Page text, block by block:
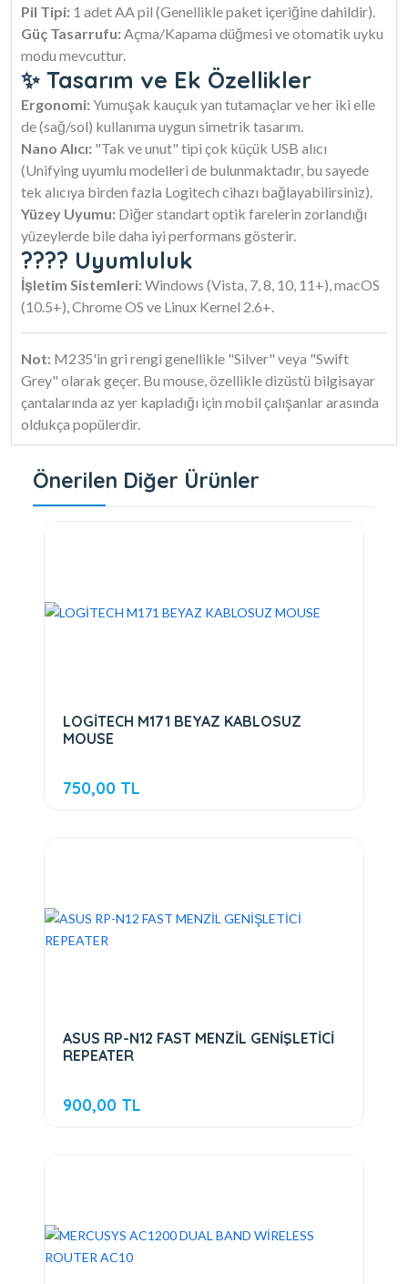
Pil Tipi: 1 adet AA pil (Genellikle paket içeriğine dahildir).
Güç Tasarrufu:Açma/Kapama düğmesi ve otomatik uyku
modu mevcuttur.
✨ Tasarım ve Ek Özellikler
Ergonomi:Yumuşak kauçuk yan tutamaçlar ve her iki elle
de (sağ/sol) kullanıma uygun simetrik tasarım.
Nano Alıcı: "Tak ve unut" tipi çok küçük USB alıcı
(Unifying uyumlu modelleri de bulunmaktadır, bu sayede
tek alıcıya birden fazla Logitech cihazı bağlayabilirsiniz).
Yüzey Uyumu: Diğer standart optik farelerin zorlandığı
yüzeylerde bile daha iyi performans gösterir.
???? Uyumluluk
İşletim Sistemleri:Windows (Vista, 7, 8, 10, 11+), macOS
(10.5+), Chrome OS ve Linux Kernel 2.6+.
Not: M235'in gri rengi genellikle "Silver" veya "Swift
Grey" olarak geçer. Bu mouse, özellikle dizüstü bilgisayar
çantalarında az yer kapladığı için mobil çalışanlar arasında
oldukça popülerdir.
Önerilen Diğer Ürünler
LOGİTECH M171 BEYAZ KABLOSUZ
MOUSE
750,00 TL
ASUS RP-N12 FAST MENZİL GENİŞLETİCİ
REPEATER
900,00 TL